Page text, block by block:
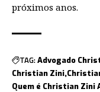
próximos anos.
TAG:Advogado
Christian Zini
Quem é Christian Zini